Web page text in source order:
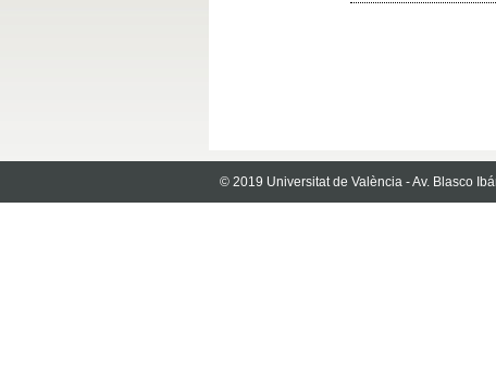
© 2019 Universitat de València - Av. Blasco